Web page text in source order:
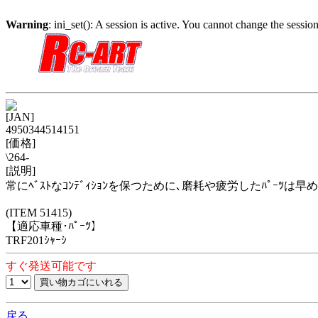
Warning: ini_set(): A session is active. You cannot change the
[JAN]
4950344514151
[価格]
\264-
[説明]
常にﾍﾞｽﾄなｺﾝﾃﾞｨｼｮﾝを保つために､磨耗や疲労したﾊﾟｰﾂは早
(ITEM 51415)
【適応車種･ﾊﾟｰﾂ】
TRF201ｼｬｰｼ
すぐ発送可能です
戻る